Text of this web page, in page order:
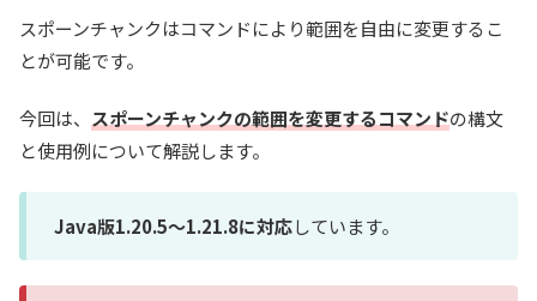
スポーンチャンクはコマンドにより範囲を自由に変更するこ
とが可能です。
今回は、 スポーンチャンクの範囲を変更するコマンドの構文
と使用例について解説します。
Java版1.20.5～1.21.8に対応しています。